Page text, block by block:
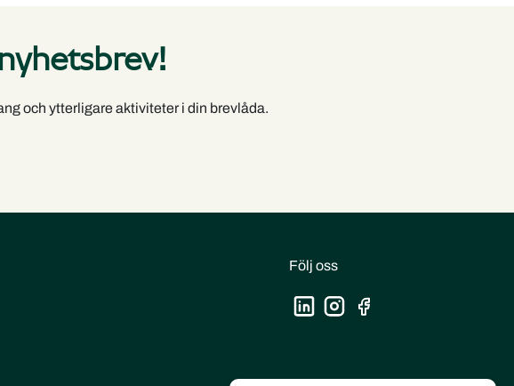
och ytterligare aktiviteter i din brevlåda.
Följ oss